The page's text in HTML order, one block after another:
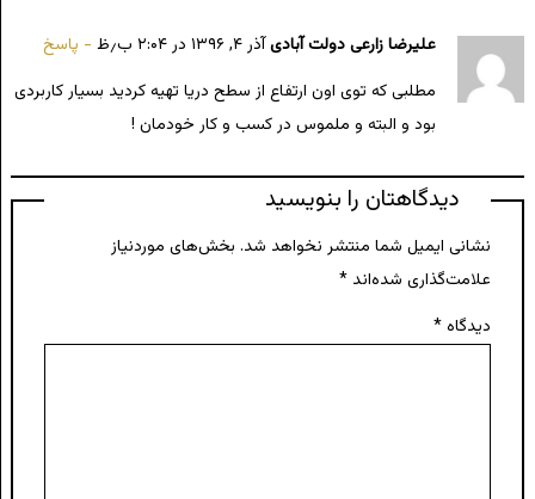
علیرضا زارعی دولت آبادیآذر ۴, ۱۳۹۶ در ۲:۰۴ ب٫ظ
پاسخ
مطلبی که توی اون ارتفاع از سطح دریا تهیه کردید بسیار کاربردی
بود و البته و ملموس در کسب و کار خودمان !
دیدگاهتان را بنویسید
نشانی ایمیل شما منتشر نخواهد شد. بخش‌های موردنیاز
علامت‌گذاری شده‌اند *
دیدگاه*